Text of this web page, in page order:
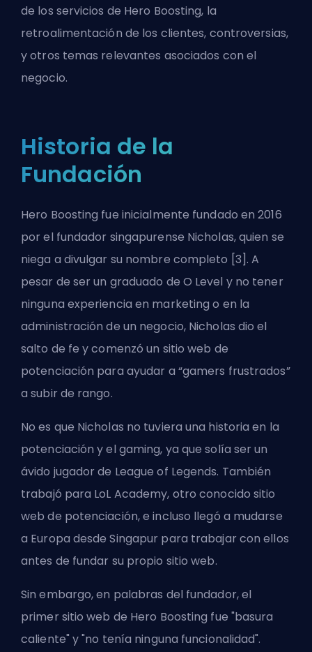
de los servicios de Hero Boosting, la
retroalimentación de los clientes, controversias,
y otros temas relevantes asociados con el
negocio.
Historia de la
Fundación
Hero Boosting fue inicialmente fundado en 2016
por el fundador singapurense Nicholas, quien se
niega a divulgar su nombre completo [3]. A
pesar de ser un graduado de O Level y no tener
ninguna experiencia en marketing o en la
administración de un negocio, Nicholas dio el
salto de fe y comenzó un sitio web de
potenciación para ayudar a “gamers frustrados”
a subir de rango.
No es que Nicholas no tuviera una historia en la
potenciación y el gaming, ya que solía ser un
ávido jugador de League of Legends. También
trabajó para LoL Academy, otro conocido sitio
web de potenciación, e incluso llegó a mudarse
a Europa desde Singapur para trabajar con ellos
antes de fundar su propio sitio web.
Sin embargo, en palabras del fundador, el
primer sitio web de Hero Boosting fue "basura
caliente" y "no tenía ninguna funcionalidad".